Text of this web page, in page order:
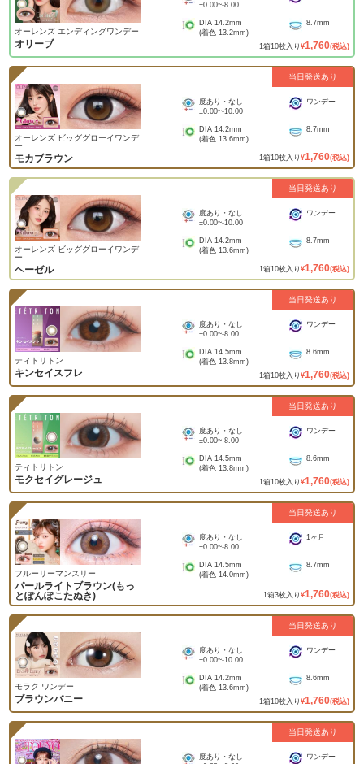
オーレンズ エンディングワンデー
オリーブ
±0.00~-8.00
DIA 14.2mm
(着色 13.2mm)
8.7mm
1箱10枚入り ¥1,760(税込)
当日発送あり
オーレンズ ビッググローイワンデ
ー
モカブラウン
度あり・なし
±0.00~-10.00
ワンデー
DIA 14.2mm
(着色 13.6mm)
8.7mm
1箱10枚入り ¥1,760(税込)
当日発送あり
オーレンズ ビッググローイワンデ
ー
ヘーゼル
度あり・なし
±0.00~-10.00
ワンデー
DIA 14.2mm
(着色 13.6mm)
8.7mm
1箱10枚入り ¥1,760(税込)
当日発送あり
ティトリトン
キンセイスフレ
度あり・なし
±0.00~-8.00
ワンデー
DIA 14.5mm
(着色 13.8mm)
8.6mm
1箱10枚入り ¥1,760(税込)
当日発送あり
ティトリトン
モクセイグレージュ
度あり・なし
±0.00~-8.00
ワンデー
DIA 14.5mm
(着色 13.8mm)
8.6mm
1箱10枚入り ¥1,760(税込)
当日発送あり
フルーリーマンスリー
パールライトブラウン(もっ
とぽんぽこたぬき)
度あり・なし
±0.00~-8.00
1ヶ月
DIA 14.5mm
(着色 14.0mm)
8.7mm
1箱3枚入り ¥1,760(税込)
当日発送あり
モラク ワンデー
ブラウンバニー
度あり・なし
±0.00~-10.00
ワンデー
DIA 14.2mm
(着色 13.6mm)
8.6mm
1箱10枚入り ¥1,760(税込)
当日発送あり
度あり・なし
ワンデー